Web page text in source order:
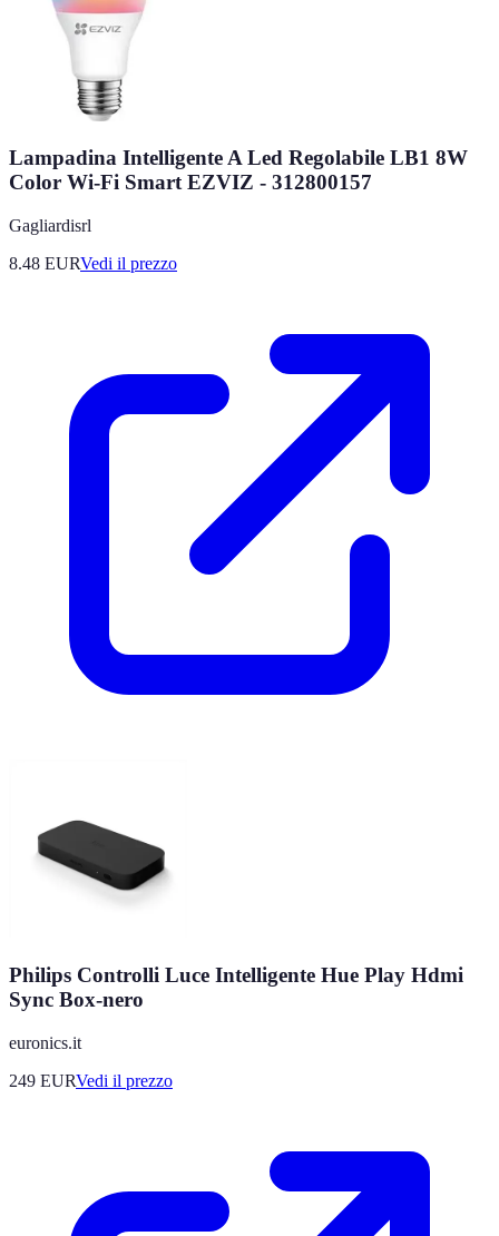
Lampadina Intelligente A Led Regolabile LB1 8W
Color Wi-Fi Smart EZVIZ - 312800157
Gagliardisrl
8.48 EURVedi il prezzo
Philips Controlli Luce Intelligente Hue Play Hdmi
Sync Box-nero
euronics.it
249 EURVedi il prezzo